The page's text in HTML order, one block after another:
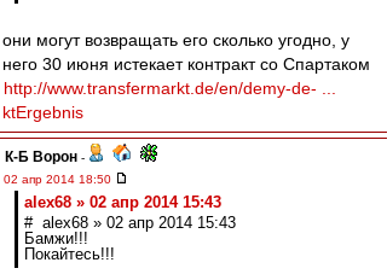
они могут возвращать его сколько угодно, у
него 30 июня истекает контракт со Спартаком
http://www.transfermarkt.de/en/demy-de- ...
ktErgebnis
К-Б Ворон -
02 апр 2014 18:50
alex68 » 02 апр 2014 15:43
# alex68 » 02 апр 2014 15:43
Бамжи!!!
Покайтесь!!!